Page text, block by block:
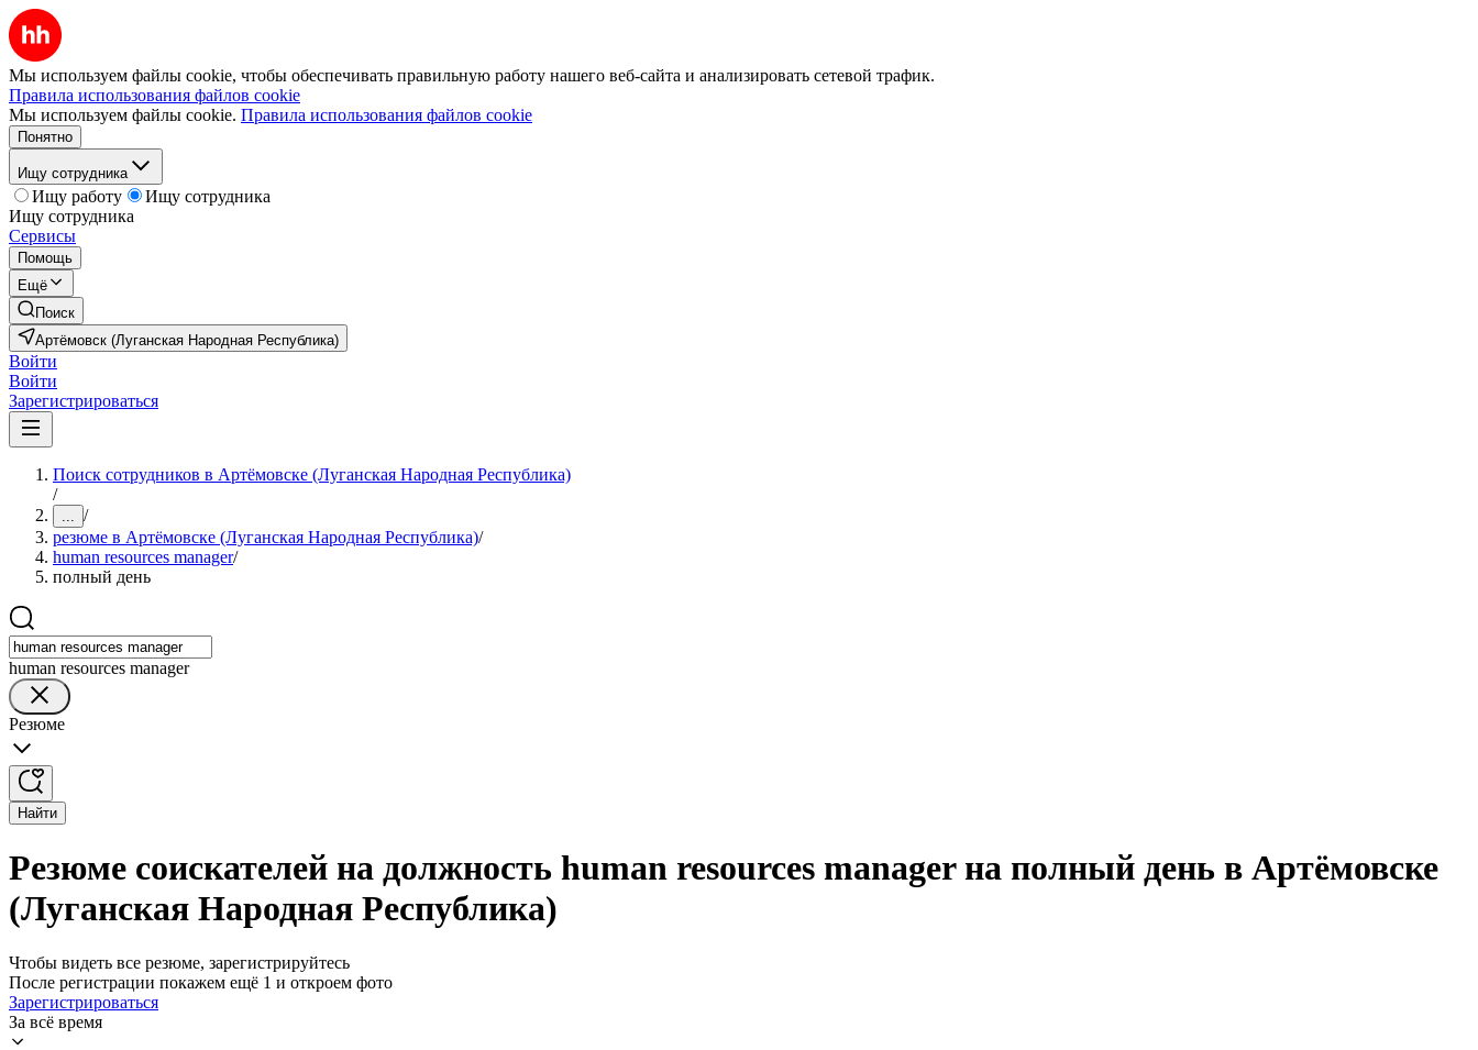
Мы используем файлы cookie, чтобы обеспечивать правильную работу нашего веб-сайта и анализировать сетевой трафик.
Правила использования файлов cookie
Мы используем файлы cookie. Правила использования файлов cookie
Понятно
Ищу сотрудника
Ищу работу
Ищу сотрудника
Ищу сотрудника
Сервисы
Помощь
Ещё
Поиск
Артёмовск (Луганская Народная Республика)
Войти
Войти
Зарегистрироваться
Поиск сотрудников в Артёмовске (Луганская Народная Республика)
/
... /
резюме в Артёмовске (Луганская Народная Республика)/
human resources manager/
полный день
human resources manager
Резюме
Найти
Резюме соискателей на должность human resources manager на полный день в Артёмовске
(Луганская Народная Республика)
Чтобы видеть все резюме, зарегистрируйтесь
После регистрации покажем ещё 1 и откроем фото
Зарегистрироваться
За всё время